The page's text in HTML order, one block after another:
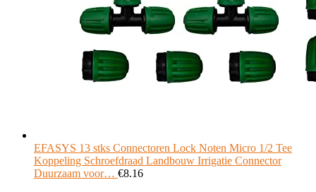
EFASYS 13 stks Connectoren Lock Noten Micro 1/2 Tee
Koppeling Schroefdraad Landbouw Irrigatie Connector
Duurzaam voor… €8.16